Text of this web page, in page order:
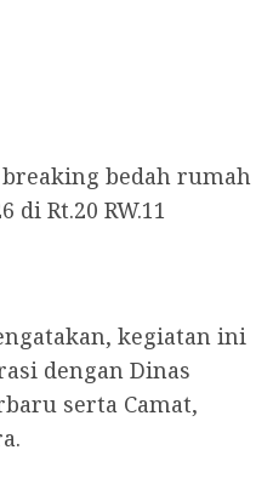
bedah rumah
Rt.20 RW.11
kegiatan ini
dengan Dinas
serta Camat,